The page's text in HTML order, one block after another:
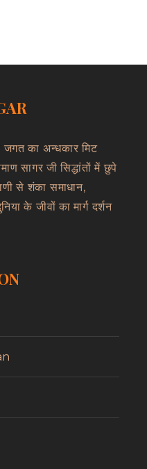
जगत का अन्धकार मिट
सागर जी सिद्धांतों में छुपे
से शंका समाधान,
के जीवों का मार्ग दर्शन